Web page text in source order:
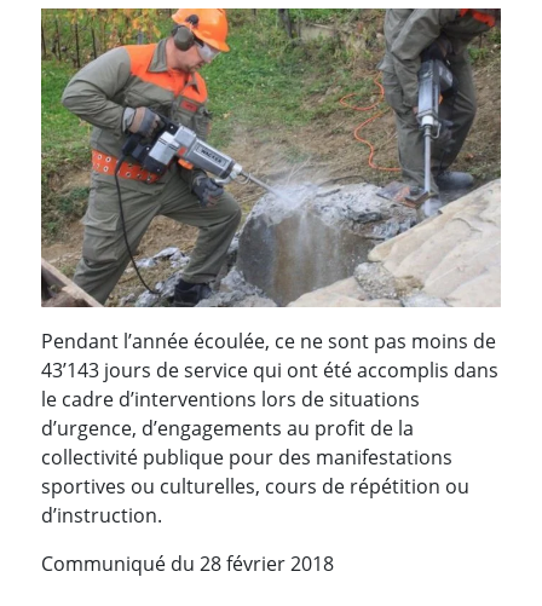
Pendant l’année écoulée, ce ne sont pas moins de
43’143 jours de service qui ont été accomplis dans
le cadre d’interventions lors de situations
d’urgence, d’engagements au profit de la
collectivité publique pour des manifestations
sportives ou culturelles, cours de répétition ou
d’instruction.
Communiqué du 28 février 2018